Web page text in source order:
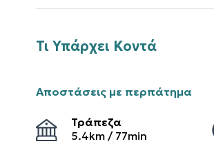
Τι Υπάρχει Κοντά
Αποστάσεις με περπάτημα
Τράπεζα
5.4km / 77min